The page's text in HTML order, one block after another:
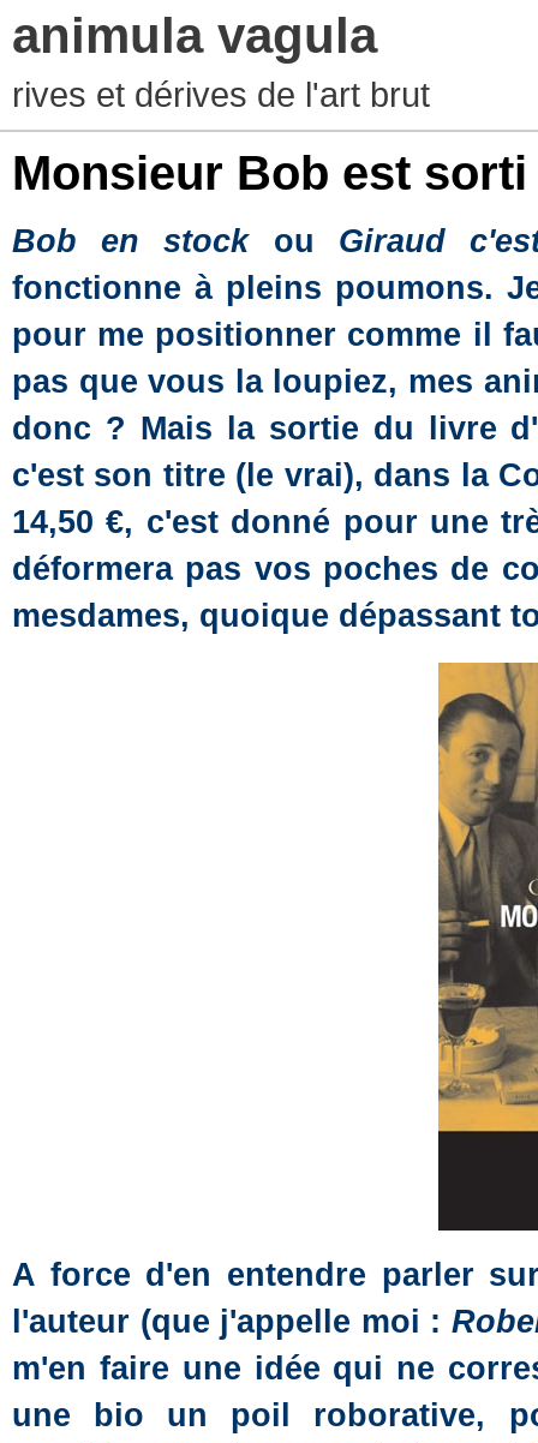
animula vagula
rives et dérives de l'art brut
Monsieur Bob est sorti
Bob en stockou Giraud
fonctionne à pleins poumons.
pour me positionner comme il
pas que vous la loupiez, mes
donc ? Mais la sortie du livre
c'est son titre (le vrai), dans la
14,50 €, c'est donné pour une
déformera pas vos poches de
mesdames, quoique dépassant
A force d'en entendre parler
l'auteur (que j'appelle moi :
m'en faire une idée qui ne
une bio un poil roborative,